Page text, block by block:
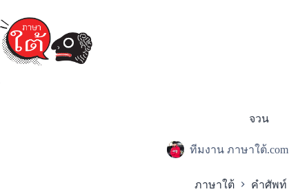
to
content
จวน
ทีมงาน ภาษาใต้.com
ภาษาใต้ คำศัพท์